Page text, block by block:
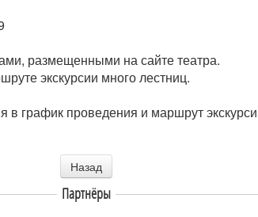
размещенными на сайте театра.
экскурсии много лестниц.
график проведения и маршрут
Назад
Партнёры